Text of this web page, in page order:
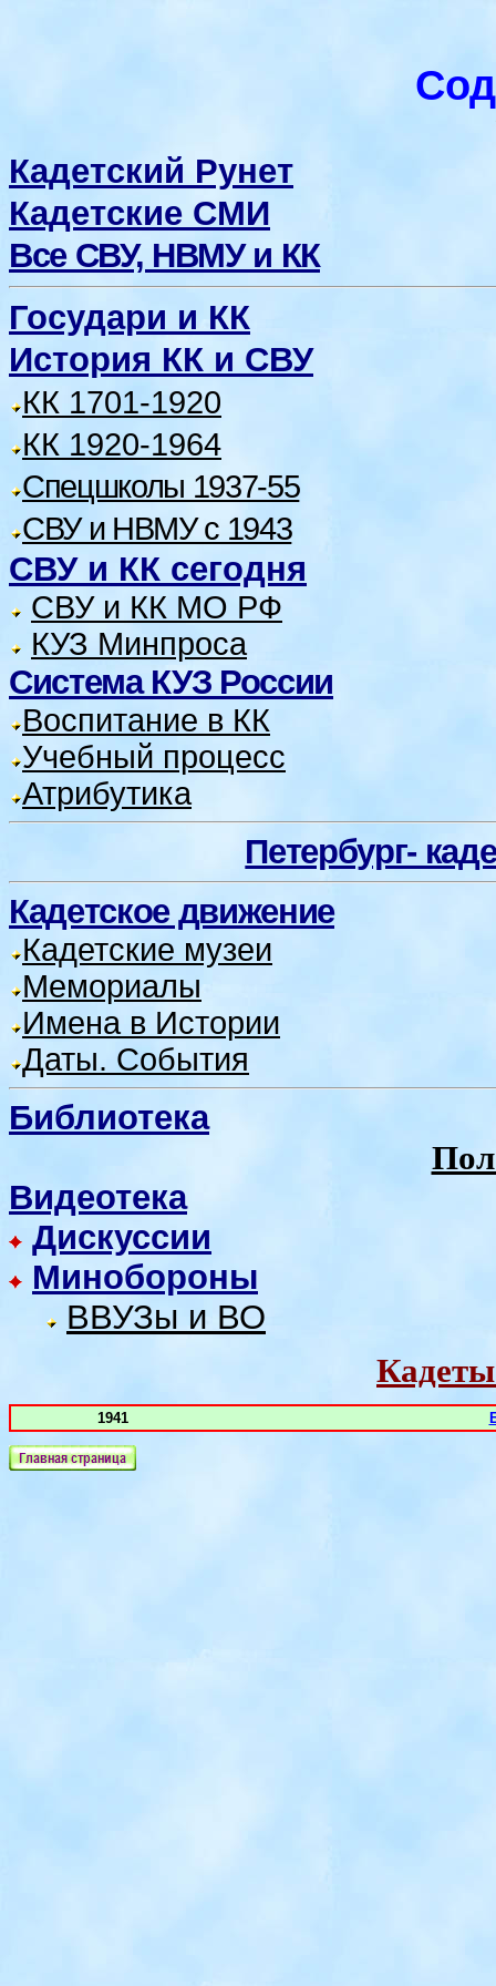
Кадетский Рунет
Кадетские СМИ
Все СВУ, НВМУ и КК
Государи и КК
История КК и СВУ
КК 1701-1920
КК 1920-1964
Спецшколы 1937-55
СВУ и НВМУ с 1943
СВУ и КК сегодня
СВУ и КК МО РФ
КУЗ Минпроса
Система КУЗ России
Воспитание в КК
Учебный процесс
Атрибутика
Петербург-
Кадетское движение
Кадетские музеи
Мемориалы
Имена в Истории
Даты. События
Библиотека
Видеотека
Дискуссии
Минобороны
ВВУЗы и ВО
1941